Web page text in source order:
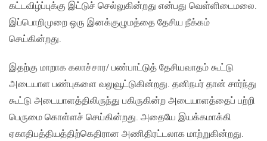
கட்டவிழ்ப்புக்கு இட்டுச் செல்லுகின்றது என்பது வெள்ளிடைமலை.
இப்பொறிமுறை ஒரு இனக்குழுமத்தை தேசிய நீக்கம்
செய்கின்றது.
இதற்கு மாறாக கலாச்சார/ பண்பாட்டுத் தேசியவாதம் கூட்டு
அடையாள பண்புகளை வலுவூட்டுகின்றது. தனிநபர் தான் சார்ந்து
கூட்டு அடையாளத்திலிருந்து பகிருகின்ற அடையாளத்தைப் பற்றி
பெருமை கொள்ளச் செய்கின்றது. அதையே இயக்கமாக்கி
ஏகாதிபத்தியத்திற்கெதிரான அணிதிரட்டலாக மாற்றுகின்றது.